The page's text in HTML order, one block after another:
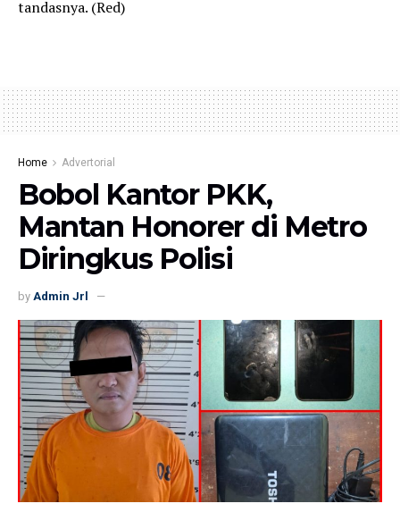
tandasnya. (Red)
Home Advertorial
Bobol Kantor PKK,
Mantan Honorer di Metro
Diringkus Polisi
by Admin Jrl